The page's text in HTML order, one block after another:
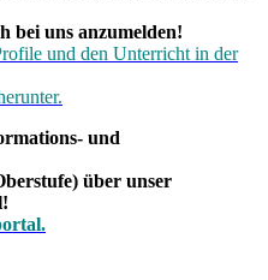
bei uns anzumelden!
und den Unterricht in der
und
über unser